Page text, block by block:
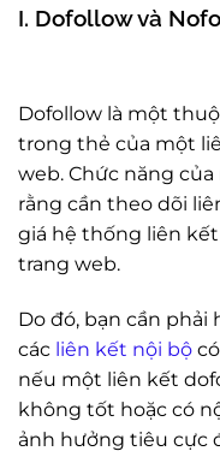
I. Dofollow và
Dofollow là một
trong thẻ của một
web. Chức năng
rằng cần theo dõi
giá hệ thống liên
trang web.
Do đó, bạn cần
các liên kết nội bộ
nếu một liên kết
không tốt hoặc có
ảnh hưởng tiêu cực